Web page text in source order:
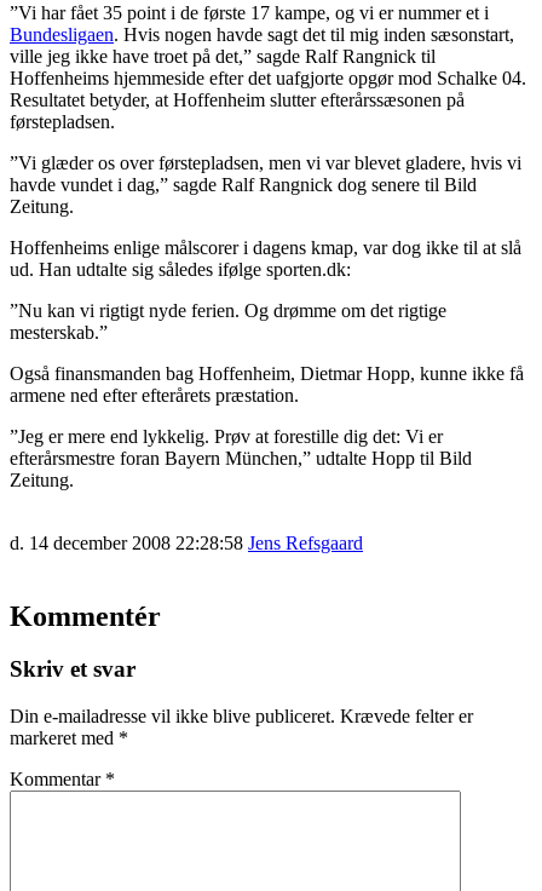
”Vi har fået 35 point i de første 17 kampe, og vi er nummer et i
Bundesligaen. Hvis nogen havde sagt det til mig inden sæsonstart,
ville jeg ikke have troet på det,” sagde Ralf Rangnick til
Hoffenheims hjemmeside efter det uafgjorte opgør mod Schalke 04.
Resultatet betyder, at Hoffenheim slutter efterårssæsonen på
førstepladsen.
”Vi glæder os over førstepladsen, men vi var blevet gladere, hvis vi
havde vundet i dag,” sagde Ralf Rangnick dog senere til Bild
Zeitung.
Hoffenheims enlige målscorer i dagens kmap, var dog ikke til at slå
ud. Han udtalte sig således ifølge sporten.dk:
”Nu kan vi rigtigt nyde ferien. Og drømme om det rigtige
mesterskab.”
Også finansmanden bag Hoffenheim, Dietmar Hopp, kunne ikke få
armene ned efter efterårets præstation.
”Jeg er mere end lykkelig. Prøv at forestille dig det: Vi er
efterårsmestre foran Bayern München,” udtalte Hopp til Bild
Zeitung.
d. 14 december 2008 22:28:58 Jens Refsgaard
Kommentér
Skriv et svar
Din e-mailadresse vil ikke blive publiceret. Krævede felter er
markeret med *
Kommentar *